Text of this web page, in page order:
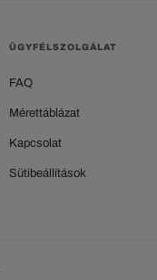
ÜGYFÉLSZOLGÁLAT
FAQ
Mérettáblázat
Kapcsolat
Sütibeállítások